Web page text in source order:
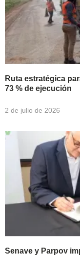
Ruta estratégica
73 % de ejecución
2 de julio de 2026
Senave y Parpov